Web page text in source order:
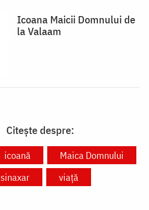
Icoana Maicii Domnului de
la Valaam
Citește despre:
icoană
Maica Domnului
sinaxar
viață